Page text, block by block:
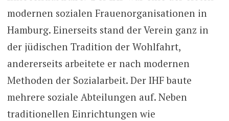
modernen sozialen Frauenorganisationen in
Hamburg. Einerseits stand der Verein ganz in
der jüdischen Tradition der Wohlfahrt,
andererseits arbeitete er nach modernen
Methoden der Sozialarbeit. Der IHF baute
mehrere soziale Abteilungen auf. Neben
traditionellen Einrichtungen wie